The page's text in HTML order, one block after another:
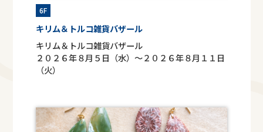
6F
キリム＆トルコ雑貨バザール
キリム＆トルコ雑貨バザール
２０２６年８月５日（水）～２０２６年８月１１日
（火）